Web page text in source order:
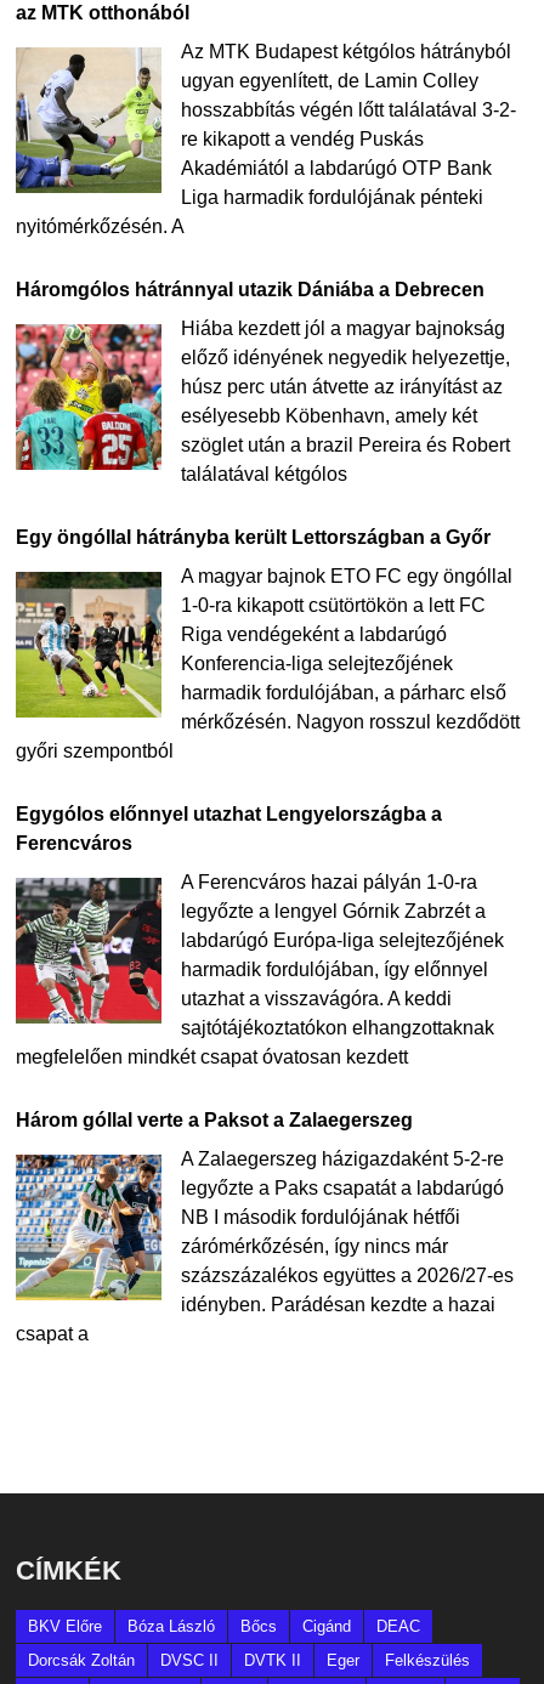
az MTK otthonából
Az MTK Budapest kétgólos hátrányból
ugyan egyenlített, de Lamin Colley
hosszabbítás végén lőtt találatával 3-2-
re kikapott a vendég Puskás
Akadémiától a labdarúgó OTP Bank
Liga harmadik fordulójának pénteki
nyitómérkőzésén. A
Háromgólos hátránnyal utazik Dániába a Debrecen
Hiába kezdett jól a magyar bajnokság
előző idényének negyedik helyezettje,
húsz perc után átvette az irányítást az
esélyesebb Köbenhavn, amely két
szöglet után a brazil Pereira és Robert
találatával kétgólos
Egy öngóllal hátrányba került Lettországban a Győr
A magyar bajnok ETO FC egy öngóllal
1-0-ra kikapott csütörtökön a lett FC
Riga vendégeként a labdarúgó
Konferencia-liga selejtezőjének
harmadik fordulójában, a párharc első
mérkőzésén. Nagyon rosszul kezdődött
győri szempontból
Egygólos előnnyel utazhat Lengyelországba a
Ferencváros
A Ferencváros hazai pályán 1-0-ra
legyőzte a lengyel Górnik Zabrzét a
labdarúgó Európa-liga selejtezőjének
harmadik fordulójában, így előnnyel
utazhat a visszavágóra. A keddi
sajtótájékoztatókon elhangzottaknak
megfelelően mindkét csapat óvatosan kezdett
Három góllal verte a Paksot a Zalaegerszeg
A Zalaegerszeg házigazdaként 5-2-re
legyőzte a Paks csapatát a labdarúgó
NB I második fordulójának hétfői
zárómérkőzésén, így nincs már
százszázalékos együttes a 2026/27-es
idényben. Parádésan kezdte a hazai
csapat a
CÍMKÉK
BKV Előre Bóza László Bőcs Cigánd
DEAC
Dorcsák Zoltán
DVSC II DVTK II Eger
Felkészülés